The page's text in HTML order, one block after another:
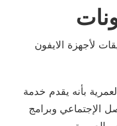
لأجهزة الايفون
بأنه يقدم خدمة
الإجتماعي وبرامج